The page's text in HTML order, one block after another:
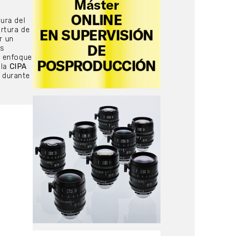
del
de
un
CIPA